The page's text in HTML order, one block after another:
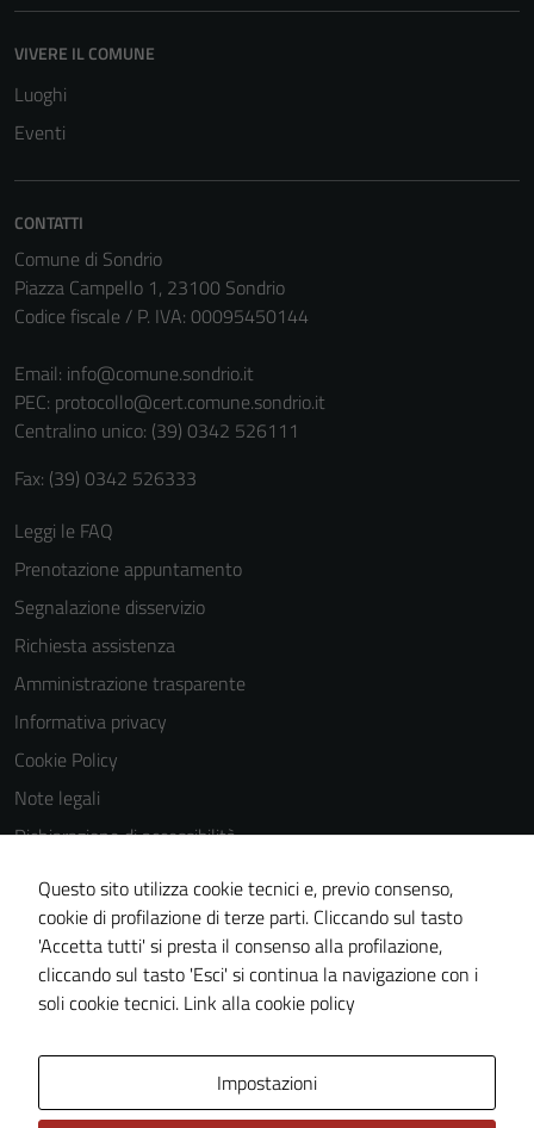
VIVERE IL COMUNE
Luoghi
Eventi
CONTATTI
Comune di Sondrio
Piazza Campello 1, 23100 Sondrio
Codice fiscale / P. IVA: 00095450144
Email: info@comune.sondrio.it
PEC: protocollo@cert.comune.sondrio.it
Centralino unico: (39) 0342 526111
Fax: (39) 0342 526333
Leggi le FAQ
Prenotazione appuntamento
Segnalazione disservizio
Richiesta assistenza
Amministrazione trasparente
Informativa privacy
Cookie Policy
Note legali
Dichiarazione di accessibilità
Dichiarazione di accessibilità Servizi
Whistleblowing
Piano di miglioramento del sito
Area riservata
Questo sito utilizza cookie tecnici e, previo consenso,
cookie di profilazione di terze parti. Cliccando sul tasto
'Accetta tutti' si presta il consenso alla profilazione,
cliccando sul tasto 'Esci' si continua la navigazione con i
soli cookie tecnici. Link alla cookie policy
Impostazioni
Questi cookie
possono
Questi cookie